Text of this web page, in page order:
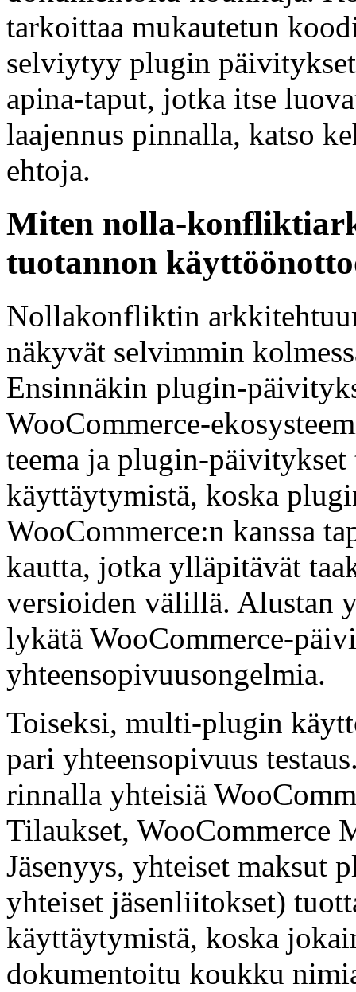
tarkoittaa mukautetun
selviytyy plugin
apina-taput, jotka itse
laajennus pinnalla, katso
ehtoja.
Miten nolla-
tuotannon
Nollakonfliktin
näkyvät selvimmin
Ensinnäkin plugin-
WooCommerce-
teema ja plugin-päivitykset
käyttäytymistä, koska
WooCommerce:n kanssa
kautta, jotka ylläpitävät
versioiden välillä. Alustan
lykätä WooCommerce-
yhteensopivuusongelmia.
Toiseksi, multi-plugin
pari yhteensopivuus
rinnalla yhteisiä
Tilaukset, WooCommerce
Jäsenyys, yhteiset maksut
yhteiset jäsenliitokset)
käyttäytymistä, koska
dokumentoitu koukku